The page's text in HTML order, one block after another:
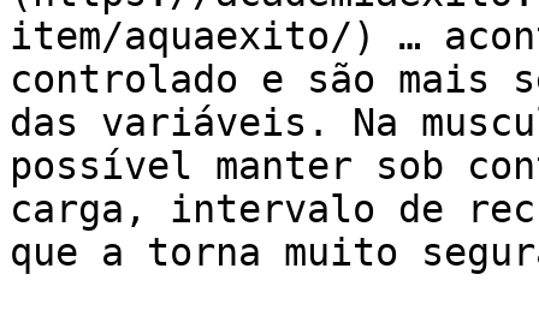
item/aquaexito/) …
controlado e são mais
das variáveis. Na
possível manter sob
carga, intervalo de
que a torna muito